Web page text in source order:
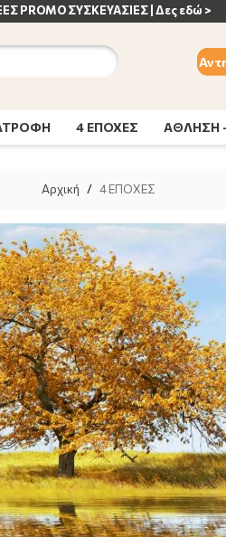
ΑΝΟΣΟΠΟΙΗΤΙΚΟ | Δες εδώ >
4 ΕΠΟΧΕΣ ΑΘΛΗΣΗ
Αρχική / 4 ΕΠΟΧΕΣ